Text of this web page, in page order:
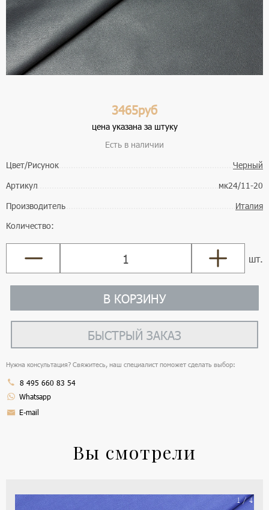
3465руб
цена указана за штуку
Есть в наличии
Цвет/Рисунок
Черный
Артикул
мк24/11-20
Производитель
Италия
Количество:
шт.
В КОРЗИНУ
БЫСТРЫЙ ЗАКАЗ
Нужна консультация? Свяжитесь, наш специалист поможет сделать выбор:
8 495 660 83 54
Whatsapp
E-mail
Вы смотрели
1 / 4